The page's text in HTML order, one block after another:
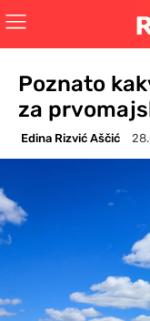
Poznato
za
Edina Rizvić Aščić